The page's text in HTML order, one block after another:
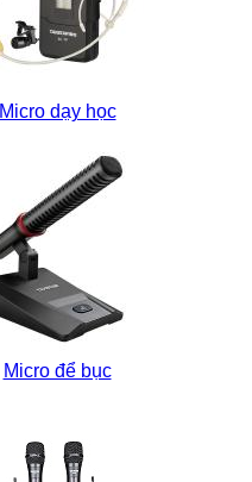
Micro dạy học
Micro để bục